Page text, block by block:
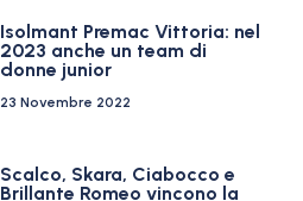
Isolmant Premac Vittoria: nel
2023 anche un team di
donne junior
23 Novembre 2022
Scalco, Skara, Ciabocco e
Brillante Romeo vincono la